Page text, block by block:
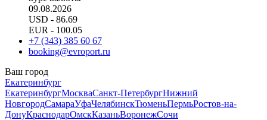
09.08.2026
USD - 86.69
EUR - 100.05
+7 (343) 385 60 67
booking@evroport.ru
Ваш город
Екатеринбург
ЕкатеринбургМоскваСанкт-ПетербургНижний
НовгородСамараУфаЧелябинскТюменьПермьРостов-на-
ДонуКраснодарОмскКазаньВоронежСочи